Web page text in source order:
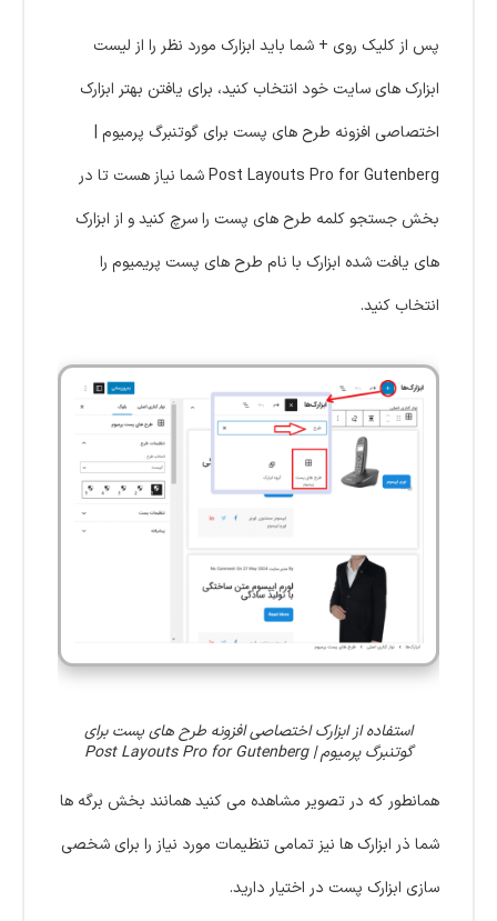
پس از کلیک روی + شما باید ابزارک مورد نظر را از لیست
ابزارک های سایت خود انتخاب کنید، برای یافتن بهتر ابزارک
اختصاصی افزونه طرح های پست برای گوتنبرگ پرمیوم |
Post Layouts Pro for Gutenberg شما نیاز هست تا در
بخش جستجو کلمه طرح های پست را سرچ کنید و از ابزارک
های یافت شده ابزارک با نام طرح های پست پریمیوم را
انتخاب کنید.
استفاده از ابزارک اختصاصی افزونه طرح های پست برای
گوتنبرگ پرمیوم | Post Layouts Pro for Gutenberg
همانطور که در تصویر مشاهده می کنید همانند بخش برگه ها
شما ذر ابزارک ها نیز تمامی تنظیمات مورد نیاز را برای شخصی
سازی ابزارک پست در اختیار دارید.